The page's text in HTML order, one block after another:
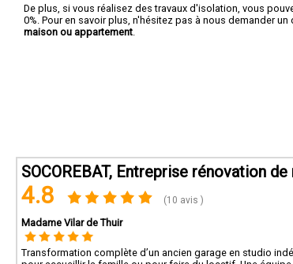
De plus, si vous réalisez des travaux d'isolation, vous
0%. Pour en savoir plus, n'hésitez pas à nous demander un
maison ou appartement
SOCOREBAT, Entreprise rénovation
4.8 (10 avis )
Madame Vilar de Thuir
Transformation complète d’un ancien garage en studio